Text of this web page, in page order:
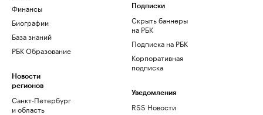
Финансы
Биографии
База знаний
РБК Образование
Новости
регионов
Санкт-Петербург
и область
Подписки
Скрыть баннеры
на РБК
Подписка на РБК
Корпоративная
подписка
Уведомления
RSS Новости